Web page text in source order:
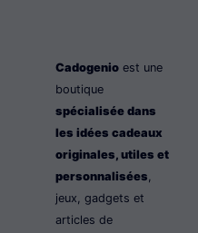
Cadogenio est une
boutique
spécialisée dans
les idées cadeaux
originales, utiles et
personnalisées
jeux, gadgets et
articles de